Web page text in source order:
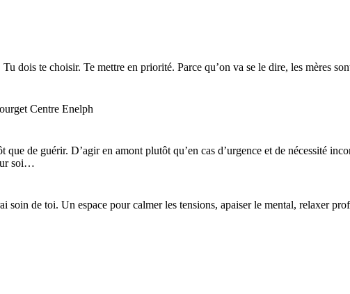
dois te choisir. Te mettre en priorité. Parce qu’on va se le dire, les mères
de guérir. D’agir en amont plutôt qu’en cas d’urgence et de nécessité
soi…
de toi. Un espace pour calmer les tensions, apaiser le mental, relaxer